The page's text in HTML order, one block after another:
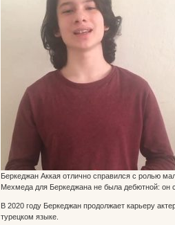
Беркеджан Аккая отлично справился с ролью
Мехмеда для Беркеджана не была дебютной: он
В 2020 году Беркеджан продолжает карьеру
турецком языке.